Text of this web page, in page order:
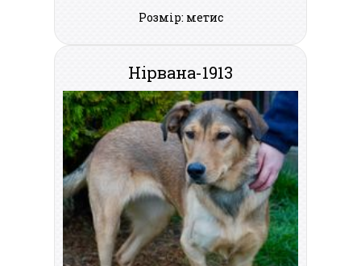
Розмір: метис
Нірвана-1913